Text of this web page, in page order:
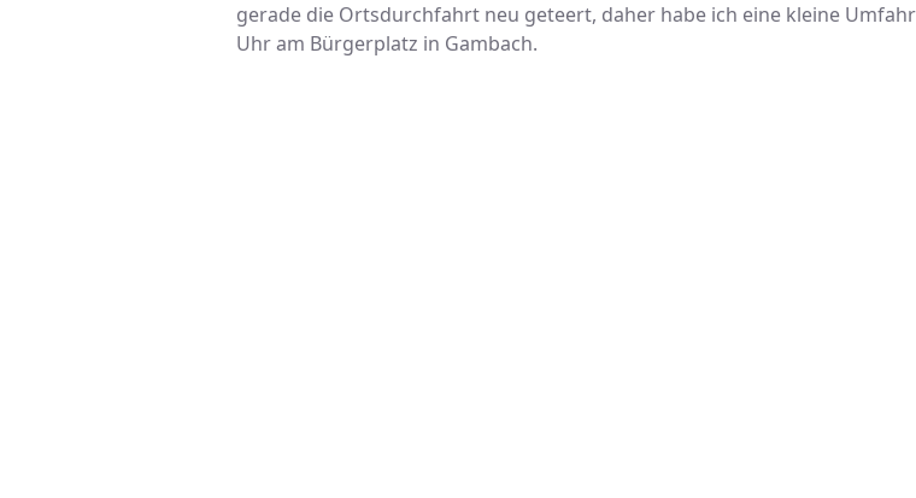
gerade die Ortsdurchfahrt neu geteert, daher habe ich eine kleine
Uhr am Bürgerplatz in Gambach.